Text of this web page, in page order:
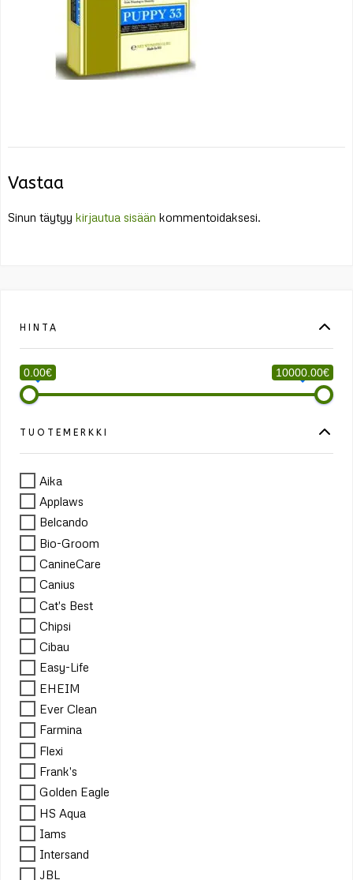
Vastaa
Sinun täytyy kirjautua sisään kommentoidaksesi.
HINTA
0.00€ 10000.00€
TUOTEMERKKI
Aika
Applaws
Belcando
Bio-Groom
CanineCare
Canius
Cat's Best
Chipsi
Cibau
Easy-Life
EHEIM
Ever Clean
Farmina
Flexi
Frank's
Golden Eagle
HS Aqua
Iams
Intersand
JBL